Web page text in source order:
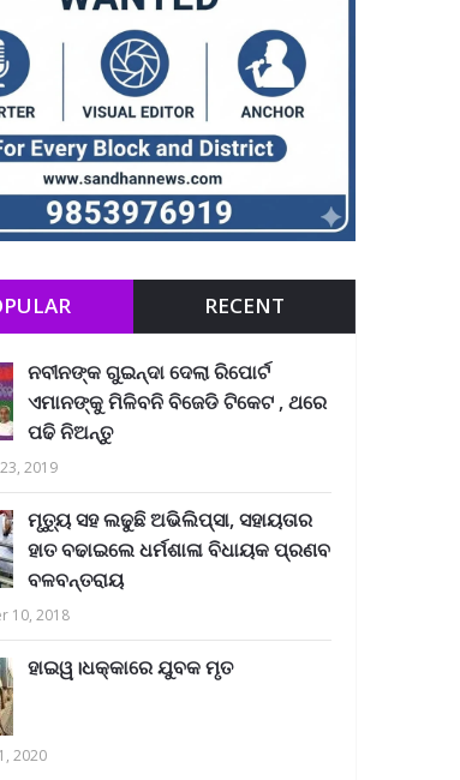
RECENT
ନବୀନଙ୍କ ଗୁଇନ୍ଦା ଦେଲା ରିପୋର୍ଟ
ଏମାନଙ୍କୁ ମିଳିବନି ବିଜେଡି ଟିକେଟ , ଥରେ
ପଢି ନିଅନ୍ତୁ
2019
ମୃତ୍ୟୁ ସହ ଲଢୁଛି ଅଭିଲିପ୍ସା, ସହାୟତାର
ହାତ ବଢାଇଲେ ଧର୍ମଶାଳା ବିଧାୟକ ପ୍ରଣବ
ବଳବନ୍ତରାୟ
10, 2018
ହାଇୱ।ଧକ୍କାରେ ଯୁବକ ମୃତ
2020